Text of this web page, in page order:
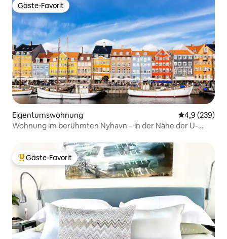
Gäste-Favorit
Gäste-Favorit
Eigentumswohnung
4,9 (239)
Wohnung im berühmten Nyhavn – in der Nähe der U-
Beliebter Gäste-Favorit.
Gäste-Favorit